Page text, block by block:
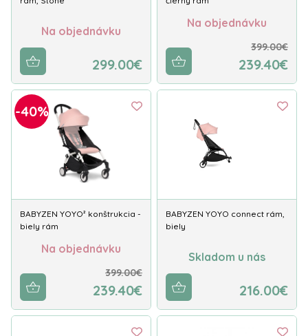
Na objednávku
299.00€
Na objednávku
399.00€
239.40€
-40%
BABYZEN YOYO² konštrukcia -
biely rám
Na objednávku
399.00€
239.40€
BABYZEN YOYO connect rám,
biely
Skladom u nás
216.00€